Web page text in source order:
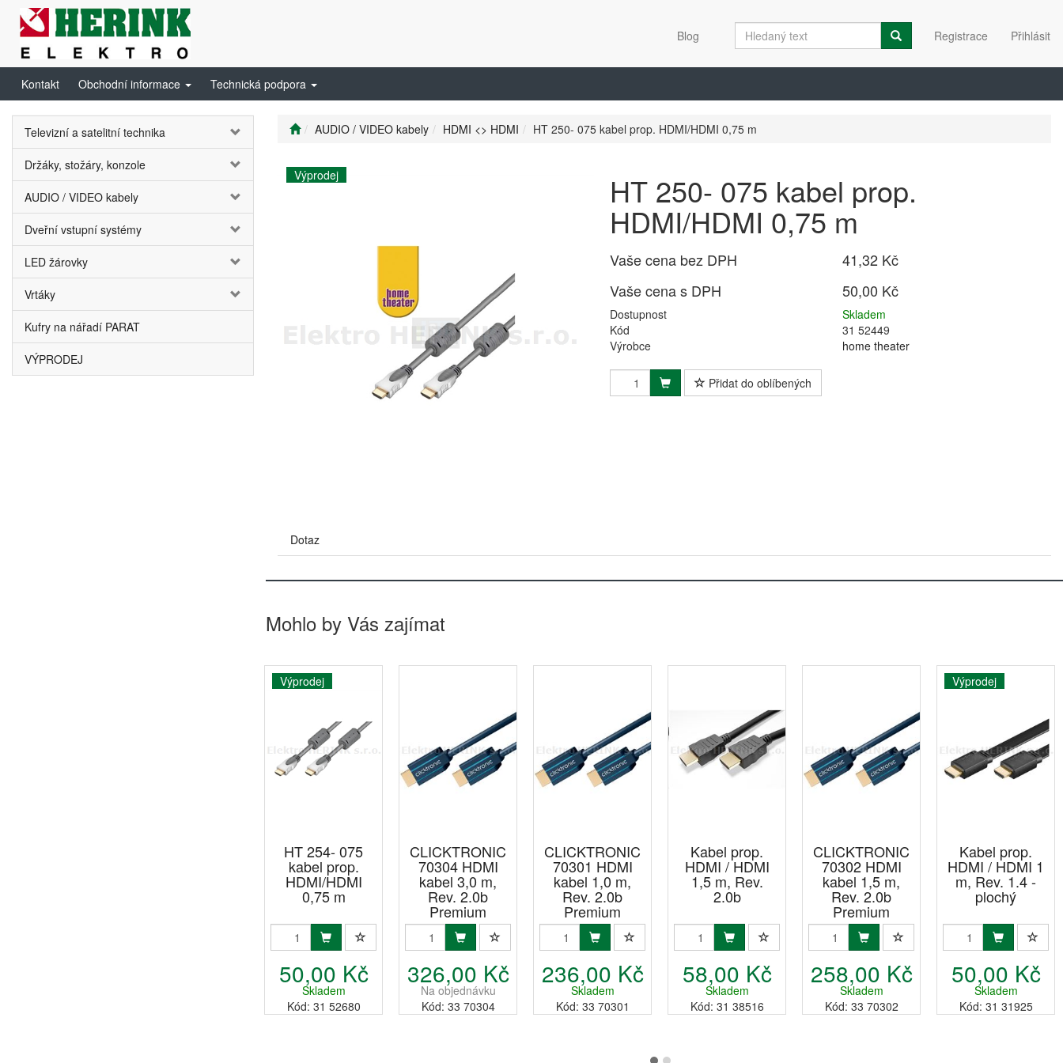
Registrace Přihlásit
Blog
Kontakt Obchodní informace Technická podpora
Televizní a satelitní technika
Držáky, stožáry, konzole
AUDIO / VIDEO kabely
Dveřní vstupní systémy
LED žárovky
Vrtáky
Kufry na nářadí PARAT
VÝPRODEJ
AUDIO / VIDEO kabely HDMI <> HDMI HT 250- 075 kabel prop. HDMI/HDMI 0,75 m
Výprodej HT 250- 075 kabel prop.
HDMI/HDMI 0,75 m
Vaše cena bez DPH
41,32 Kč
Vaše cena s DPH
50,00 Kč
Dostupnost
Skladem
Kód
31 52449
Výrobce
home theater
Přidat do oblíbených
Dotaz
Mohlo by Vás zajímat
Výprodej
HT 254- 075
kabel prop.
HDMI/HDMI
0,75 m
50,00 Kč
Skladem
Kód: 31 52680
CLICKTRONIC
70304 HDMI
kabel 3,0 m,
Rev. 2.0b
Premium
326,00 Kč
Na objednávku
Kód: 33 70304
CLICKTRONIC
70301 HDMI
kabel 1,0 m,
Rev. 2.0b
Premium
236,00 Kč
Skladem
Kód: 33 70301
Kabel prop.
HDMI / HDMI
1,5 m, Rev.
2.0b
58,00 Kč
Skladem
Kód: 31 38516
CLICKTRONIC
70302 HDMI
kabel 1,5 m,
Rev. 2.0b
Premium
258,00 Kč
Skladem
Kód: 33 70302
Výprodej
Kabel prop.
HDMI / HDMI 1
m, Rev. 1.4 -
plochý
50,00 Kč
Skladem
Kód: 31 31925